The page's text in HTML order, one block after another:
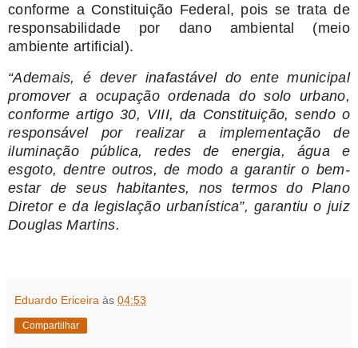
conforme a Constituição Federal, pois se trata de
responsabilidade por dano ambiental (meio
ambiente artificial).
“Ademais, é dever inafastável do ente municipal
promover a ocupação ordenada do solo urbano,
conforme artigo 30, VIII, da Constituição, sendo o
responsável por realizar a implementação de
iluminação pública, redes de energia, água e
esgoto, dentre outros, de modo a garantir o bem-
estar de seus habitantes, nos termos do Plano
Diretor e da legislação urbanística”, garantiu o juiz
Douglas Martins.
Eduardo Ericeira às 04:53
Compartilhar